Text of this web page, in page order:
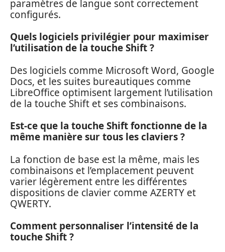
paramètres de langue sont correctement
configurés.
Quels logiciels privilégier pour maximiser
l’utilisation de la touche Shift ?
Des logiciels comme Microsoft Word, Google
Docs, et les suites bureautiques comme
LibreOffice optimisent largement l’utilisation
de la touche Shift et ses combinaisons.
Est-ce que la touche Shift fonctionne de la
même manière sur tous les claviers ?
La fonction de base est la même, mais les
combinaisons et l’emplacement peuvent
varier légèrement entre les différentes
dispositions de clavier comme AZERTY et
QWERTY.
Comment personnaliser l’intensité de la
touche Shift ?